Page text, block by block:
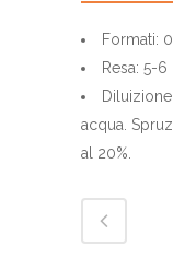
Formati:
Resa: 5-
acqua.
al 20%.